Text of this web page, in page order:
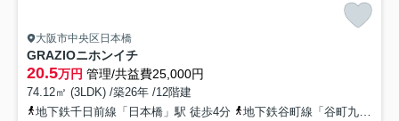
大阪市中央区日本橋
GRAZIOニホンイチ
20.5万円 管理/共益費25,000円
74.12㎡ (3LDK) /築26年 /12階建
地下鉄千日前線「日本橋」駅 徒歩4分
地下鉄谷町線「谷町九丁目」駅 徒歩10分